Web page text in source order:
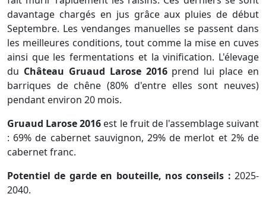
davantage chargés en jus grâce aux pluies de début
Septembre. Les vendanges manuelles se passent dans
les meilleures conditions, tout comme la mise en cuves
ainsi que les fermentations et la vinification. L'élevage
du Château Gruaud Larose 2016prend lui place en
barriques de chêne (80% d'entre elles sont neuves)
pendant environ 20 mois.
Gruaud Larose 2016 est le fruit de l'assemblage suivant
: 69% de cabernet sauvignon, 29% de merlot et 2% de
cabernet franc.
Potentiel de garde en bouteille, nos conseils : 2025-
2040.